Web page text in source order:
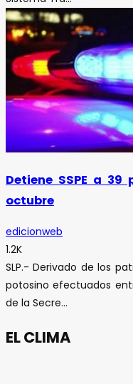
Detiene SSPE a
octubre
edicionweb
1.2K
SLP.- Derivado de los
potosino efectuados
de la Secre...
EL CLIMA